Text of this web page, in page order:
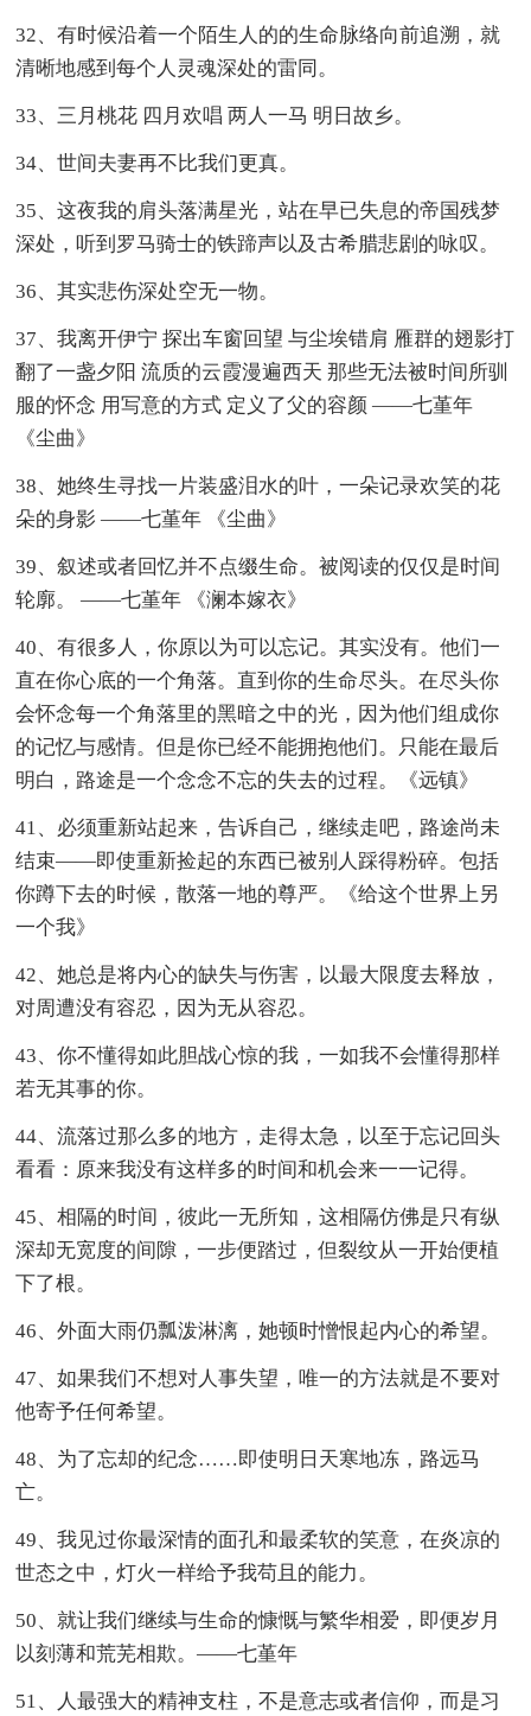
32、有时候沿着一个陌生人的的生命脉络向前追溯，就
清晰地感到每个人灵魂深处的雷同。
33、三月桃花 四月欢唱 两人一马 明日故乡。
34、世间夫妻再不比我们更真。
35、这夜我的肩头落满星光，站在早已失息的帝国残梦
深处，听到罗马骑士的铁蹄声以及古希腊悲剧的咏叹。
36、其实悲伤深处空无一物。
37、我离开伊宁 探出车窗回望 与尘埃错肩 雁群的翅影打
翻了一盏夕阳 流质的云霞漫遍西天 那些无法被时间所驯
服的怀念 用写意的方式 定义了父的容颜 ——七堇年
《尘曲》
38、她终生寻找一片装盛泪水的叶，一朵记录欢笑的花
朵的身影 ——七堇年 《尘曲》
39、叙述或者回忆并不点缀生命。被阅读的仅仅是时间
轮廓。 ——七堇年 《澜本嫁衣》
40、有很多人，你原以为可以忘记。其实没有。他们一
直在你心底的一个角落。直到你的生命尽头。在尽头你
会怀念每一个角落里的黑暗之中的光，因为他们组成你
的记忆与感情。但是你已经不能拥抱他们。只能在最后
明白，路途是一个念念不忘的失去的过程。《远镇》
41、必须重新站起来，告诉自己，继续走吧，路途尚未
结束——即使重新捡起的东西已被别人踩得粉碎。包括
你蹲下去的时候，散落一地的尊严。《给这个世界上另
一个我》
42、她总是将内心的缺失与伤害，以最大限度去释放，
对周遭没有容忍，因为无从容忍。
43、你不懂得如此胆战心惊的我，一如我不会懂得那样
若无其事的你。
44、流落过那么多的地方，走得太急，以至于忘记回头
看看：原来我没有这样多的时间和机会来一一记得。
45、相隔的时间，彼此一无所知，这相隔仿佛是只有纵
深却无宽度的间隙，一步便踏过，但裂纹从一开始便植
下了根。
46、外面大雨仍瓢泼淋漓，她顿时憎恨起内心的希望。
47、如果我们不想对人事失望，唯一的方法就是不要对
他寄予任何希望。
48、为了忘却的纪念……即使明日天寒地冻，路远马
亡。
49、我见过你最深情的面孔和最柔软的笑意，在炎凉的
世态之中，灯火一样给予我苟且的能力。
50、就让我们继续与生命的慷慨与繁华相爱，即便岁月
以刻薄和荒芜相欺。——七堇年
51、人最强大的精神支柱，不是意志或者信仰，而是习